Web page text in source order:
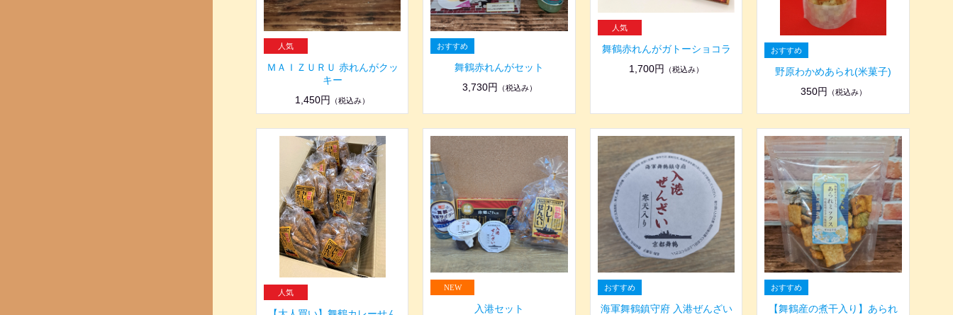
ＭＡＩＺＵＲＵ 赤れんがクッ
キー
1,450円
（税込み）
舞鶴赤れんがセット
3,730円
（税込み）
舞鶴赤れんがガトーショコラ
1,700円
（税込み）
野原わかめあられ(米菓子)
350円
（税込み）
入港セット 海軍舞鶴鎮守府 入港ぜんざい 【舞鶴産の煮干入り】あられ